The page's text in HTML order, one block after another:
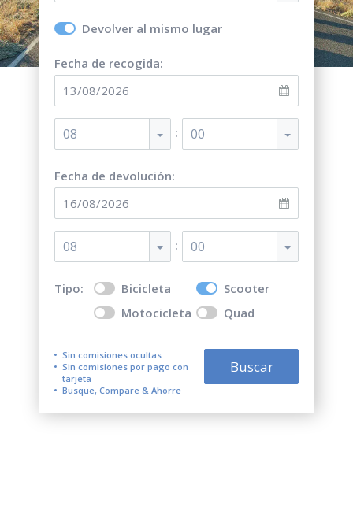
Devolver al mismo lugar
Fecha de recogida:
08 : 00
Fecha de devolución:
08 : 00
Tipo: Bicicleta
Scooter
Motocicleta
Quad
Sin comisiones ocultas
Sin comisiones por pago con
tarjeta
Busque, Compare & Ahorre
Buscar